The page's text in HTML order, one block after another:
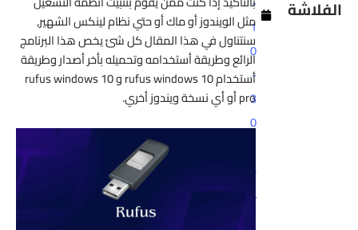
الفلاشة
1
ج
مثل الويندوز أو ماك أو حتي نظام لينكس الشهير,
سنتناول في هذا المقال كل شئ يخص هذا البرنامج
الرائع وطريقة أستخدامه وتحميله بأخر أصدار وطريقة
أستخدام
rufus windows 10 و rufus windows 10
pro أو أي نسخة ويندوز أخري
.